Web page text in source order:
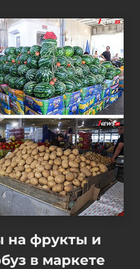
на фрукты и
в маркете